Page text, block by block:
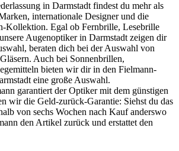
in Darmstadt findest du mehr als
internationale Designer und die
Kollektion. Egal ob Fernbrille, Lesebrille
Augenoptiker in Darmstadt zeigen dir
beraten dich bei der Auswahl von
Auch bei Sonnenbrillen,
bieten wir dir in den Fielmann-
eine große Auswahl.
garantiert der Optiker mit dem günstigen
wir die Geld-zurück-Garantie: Siehst du das
von sechs Wochen nach Kauf anderswo
den Artikel zurück und erstattet den